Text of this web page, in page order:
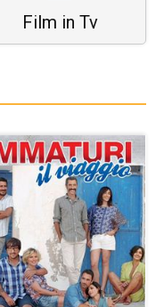
Film in Tv